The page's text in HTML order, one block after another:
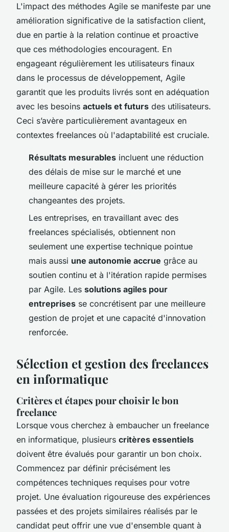
L'impact des méthodes Agile se manifeste par une
amélioration significative de la satisfaction client,
due en partie à la relation continue et proactive
que ces méthodologies encouragent. En
engageant régulièrement les utilisateurs finaux
dans le processus de développement, Agile
garantit que les produits livrés sont en adéquation
avec les besoins actuels et futurs des utilisateurs.
Ceci s’avère particulièrement avantageux en
contextes freelances où l'adaptabilité est cruciale.
Résultats mesurables incluent une réduction
des délais de mise sur le marché et une
meilleure capacité à gérer les priorités
changeantes des projets.
Les entreprises, en travaillant avec des
freelances spécialisés, obtiennent non
seulement une expertise technique pointue
mais aussi une autonomie accrue grâce au
soutien continu et à l'itération rapide permises
par Agile. Les solutions agiles pour
entreprises se concrétisent par une meilleure
gestion de projet et une capacité d'innovation
renforcée.
Sélection et gestion des freelances
en informatique
Critères et étapes pour choisir le bon
freelance
Lorsque vous cherchez à embaucher un freelance
en informatique, plusieurs critères essentiels
doivent être évalués pour garantir un bon choix.
Commencez par définir précisément les
compétences techniques requises pour votre
projet. Une évaluation rigoureuse des expériences
passées et des projets similaires réalisés par le
candidat peut offrir une vue d'ensemble quant à